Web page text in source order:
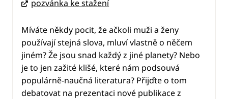
pozvánka ke stažení
Míváte někdy pocit, že ačkoli muži a ženy
používají stejná slova, mluví vlastně o něčem
jiném? Že jsou snad každý z jiné planety? Nebo
je to jen zažité klišé, které nám podsouvá
populárně-naučná literatura? Přijďte o tom
debatovat na prezentaci nové publikace z